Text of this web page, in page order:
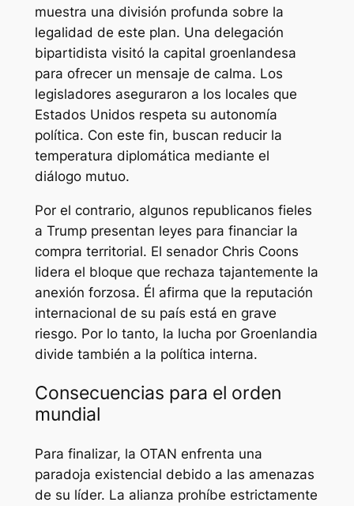
muestra una división profunda sobre la
legalidad de este plan. Una delegación
bipartidista visitó la capital groenlandesa
para ofrecer un mensaje de calma. Los
legisladores aseguraron a los locales que
Estados Unidos respeta su autonomía
política. Con este fin, buscan reducir la
temperatura diplomática mediante el
diálogo mutuo.
Por el contrario, algunos republicanos fieles
a Trump presentan leyes para financiar la
compra territorial. El senador Chris Coons
lidera el bloque que rechaza tajantemente la
anexión forzosa. Él afirma que la reputación
internacional de su país está en grave
riesgo. Por lo tanto, la lucha por Groenlandia
divide también a la política interna.
Consecuencias para el orden
mundial
Para finalizar, la OTAN enfrenta una
paradoja existencial debido a las amenazas
de su líder. La alianza prohíbe estrictamente